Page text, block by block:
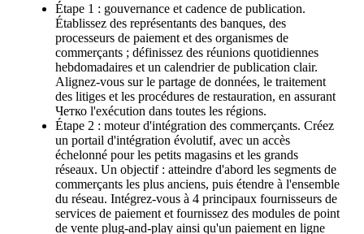
Étape 1 : gouvernance et cadence de publication.
Établissez des représentants des banques, des
processeurs de paiement et des organismes de
commerçants ; définissez des réunions quotidiennes
hebdomadaires et un calendrier de publication clair.
Alignez-vous sur le partage de données, le traitement
des litiges et les procédures de restauration, en assurant
Четко l'exécution dans toutes les régions.
Étape 2 : moteur d'intégration des commerçants. Créez
un portail d'intégration évolutif, avec un accès
échelonné pour les petits magasins et les grands
réseaux. Un objectif : atteindre d'abord les segments de
commerçants les plus anciens, puis étendre à l'ensemble
du réseau. Intégrez-vous à 4 principaux fournisseurs de
services de paiement et fournissez des modules de point
de vente plug-and-play ainsi qu'un paiement en ligne